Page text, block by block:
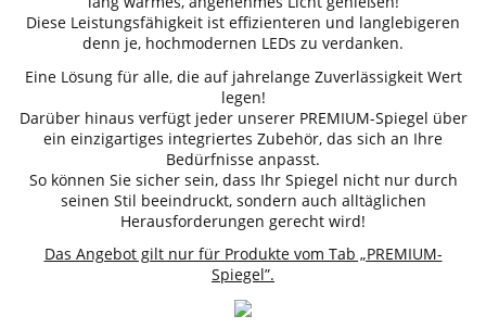
Diese Leistungsfähigkeit ist effizienteren und langlebigeren
denn je, hochmodernen LEDs zu verdanken.
Eine Lösung für alle, die auf jahrelange Zuverlässigkeit Wert
legen!
Darüber hinaus verfügt jeder unserer PREMIUM-Spiegel über
ein einzigartiges integriertes Zubehör, das sich an Ihre
Bedürfnisse anpasst.
So können Sie sicher sein, dass Ihr Spiegel nicht nur durch
seinen Stil beeindruckt, sondern auch alltäglichen
Herausforderungen gerecht wird!
Das Angebot gilt nur für Produkte vom Tab „PREMIUM-
Spiegel”.